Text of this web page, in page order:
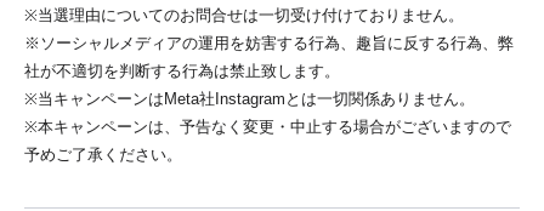
※当選理由についてのお問合せは一切受け付けておりません。
※ソーシャルメディアの運用を妨害する行為、趣旨に反する行為、弊
社が不適切を判断する行為は禁止致します。
※当キャンペーンはMeta社Instagramとは一切関係ありません。
※本キャンペーンは、予告なく変更・中止する場合がございますので
予めご了承ください。